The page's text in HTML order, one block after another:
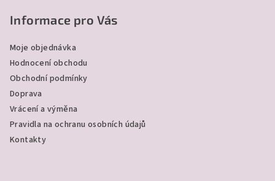
Informace pro Vás
Moje objednávka
Hodnocení obchodu
Obchodní podmínky
Doprava
Vrácení a výměna
Pravidla na ochranu osobních údajů
Kontakty